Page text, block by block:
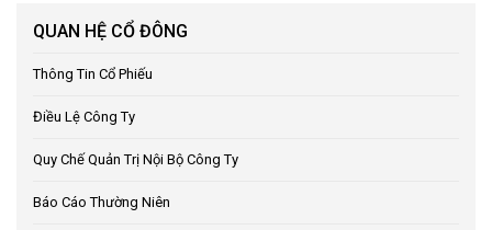
QUAN HỆ CỔ ĐÔNG
Thông Tin Cổ Phiếu
Điều Lệ Công Ty
Quy Chế Quản Trị Nội Bộ Công Ty
Báo Cáo Thường Niên